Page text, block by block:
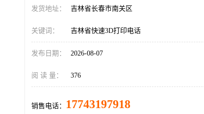
发货地址： 吉林省长春市南关区
关键词： 吉林省快速3D打印电话
发布日期： 2026-08-07
阅 读 量： 376
销售电话： 17743197918